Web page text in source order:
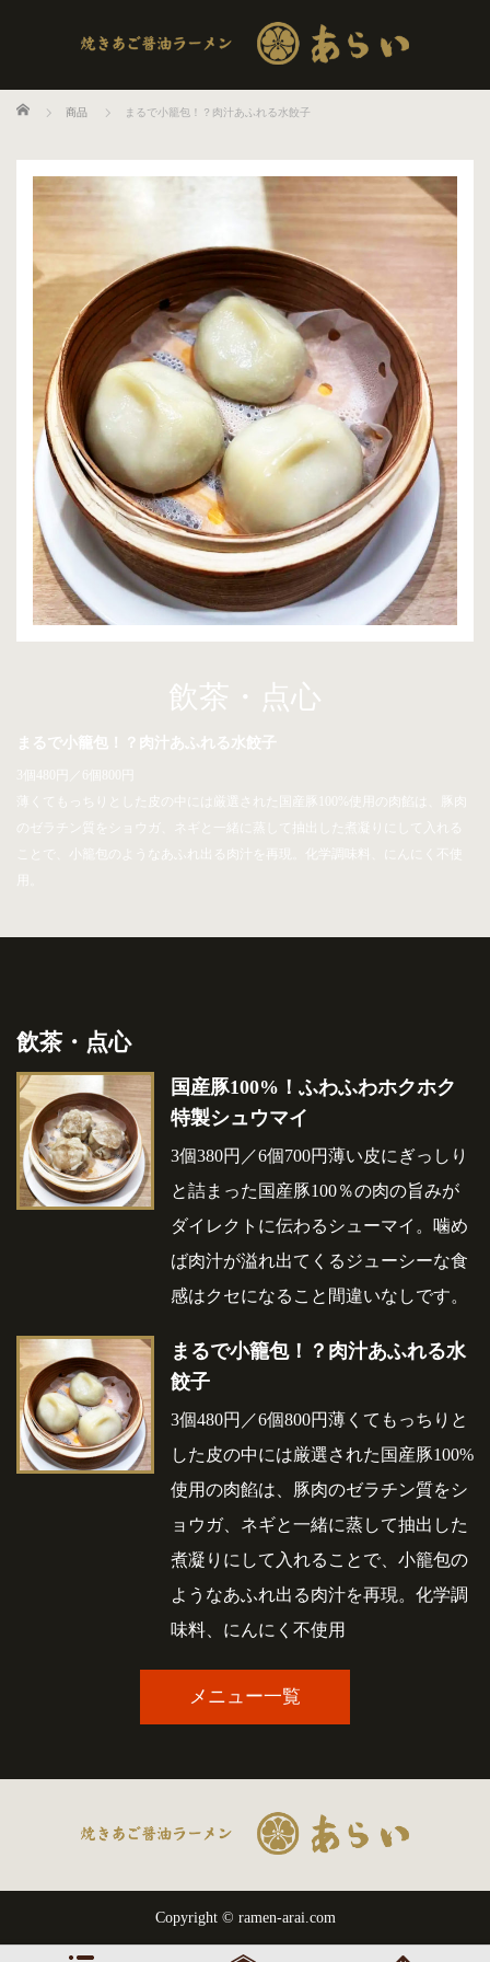
ホーム 商品 まるで小籠包！？肉汁あふれる水餃子
飲茶・点心
まるで小籠包！？肉汁あふれる水餃子
3個480円／6個800円
薄くてもっちりとした皮の中には厳選された国産豚100%使用の肉餡は、豚肉
のゼラチン質をショウガ、ネギと一緒に蒸して抽出した煮凝りにして入れる
ことで、小籠包のようなあふれ出る肉汁を再現。化学調味料、にんにく不使
飲茶・点心
国産豚100%！ふわふわホクホク
特製シュウマイ
3個380円／6個700円薄い皮にぎっしり
と詰まった国産豚100％の肉の旨みが
ダイレクトに伝わるシューマイ。噛め
ば肉汁が溢れ出てくるジューシーな食
感はクセになること間違いなしです。
まるで小籠包！？肉汁あふれる水
餃子
3個480円／6個800円薄くてもっちりと
した皮の中には厳選された国産豚100%
使用の肉餡は、豚肉のゼラチン質をシ
ョウガ、ネギと一緒に蒸して抽出した
煮凝りにして入れることで、小籠包の
ようなあふれ出る肉汁を再現。化学調
味料、にんにく不使用
メニュー一覧
Copyright © ramen-arai.com